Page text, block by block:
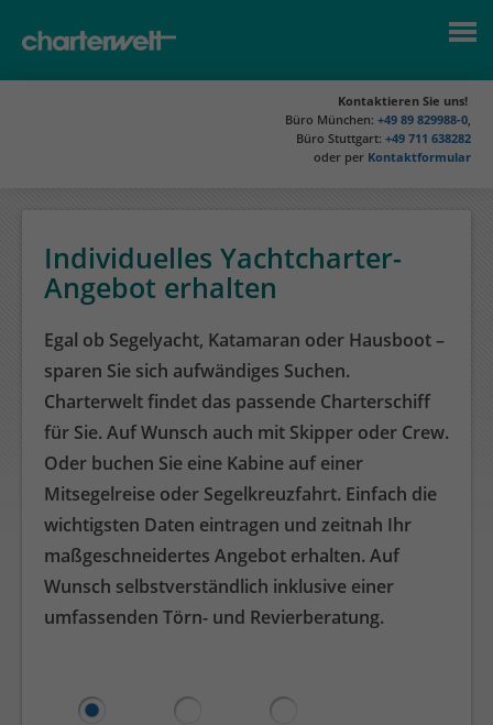
Kontaktieren Sie uns!
Büro München: +49 89 829988-0,
Büro Stuttgart: +49 711 638282
oder per Kontaktformular
Individuelles Yachtcharter-
Angebot erhalten
Egal ob Segelyacht, Katamaran oder Hausboot –
sparen Sie sich aufwändiges Suchen.
Charterwelt findet das passende Charterschiff
für Sie. Auf Wunsch auch mit Skipper oder Crew.
Oder buchen Sie eine Kabine auf einer
Mitsegelreise oder Segelkreuzfahrt. Einfach die
wichtigsten Daten eintragen und zeitnah Ihr
maßgeschneidertes Angebot erhalten. Auf
Wunsch selbstverständlich inklusive einer
umfassenden Törn- und Revierberatung.